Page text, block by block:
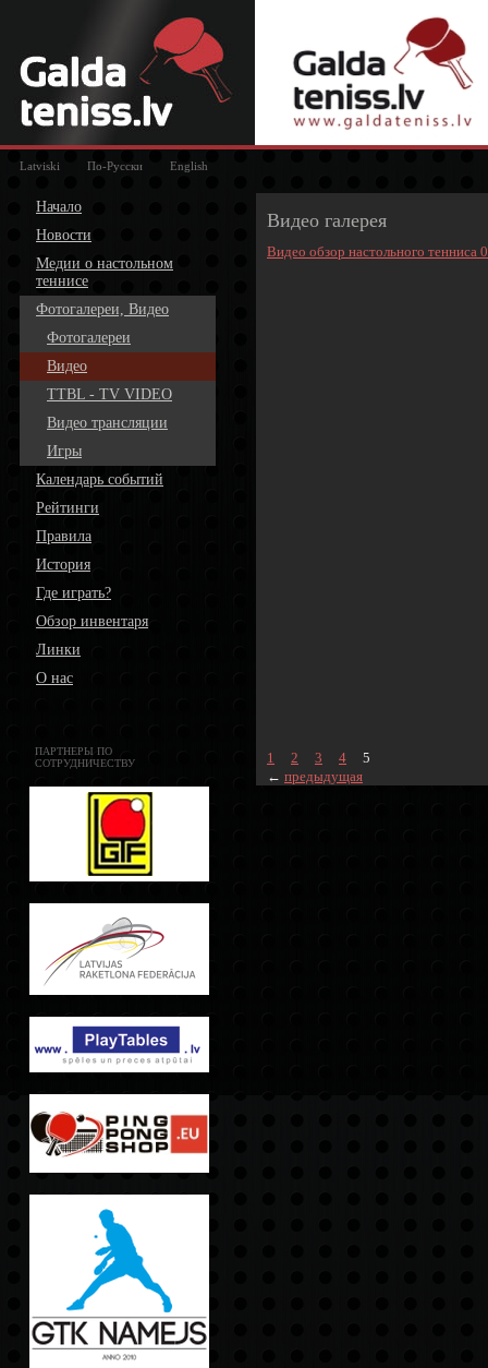
Latviski По-Русски English
Начало
Новости
Медии о настольном
теннисе
Фотогалереи, Видео
Фотогалереи
Видео
TTBL - TV VIDEO
Видео трансляции
Игры
Календарь событий
Рейтинги
Правила
История
Где играть?
Обзор инвентаря
Линки
О нас
ПАРТНЕРЫ ПО
СОТРУДНИЧЕСТВУ
Видео галерея
Видео обзор настольного тенниса
1 2 3 4
5
← предыдущая